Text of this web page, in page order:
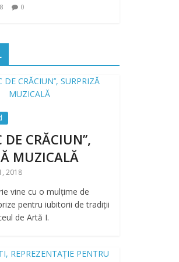
0
DE CRĂCIUN’’,
MUZICALĂ
2018
vine cu o mulțime de
pentru iubitorii de tradiții
de Artă I.